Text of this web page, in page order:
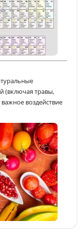
(включая травы,
воздействие